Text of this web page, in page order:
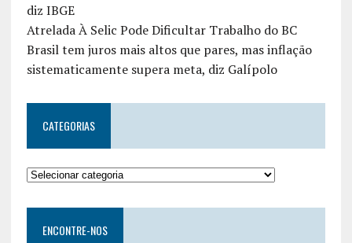
diz IBGE
Atrelada À Selic Pode Dificultar Trabalho do BC
Brasil tem juros mais altos que pares, mas inflação
sistematicamente supera meta, diz Galípolo
CATEGORIAS
ENCONTRE-NOS